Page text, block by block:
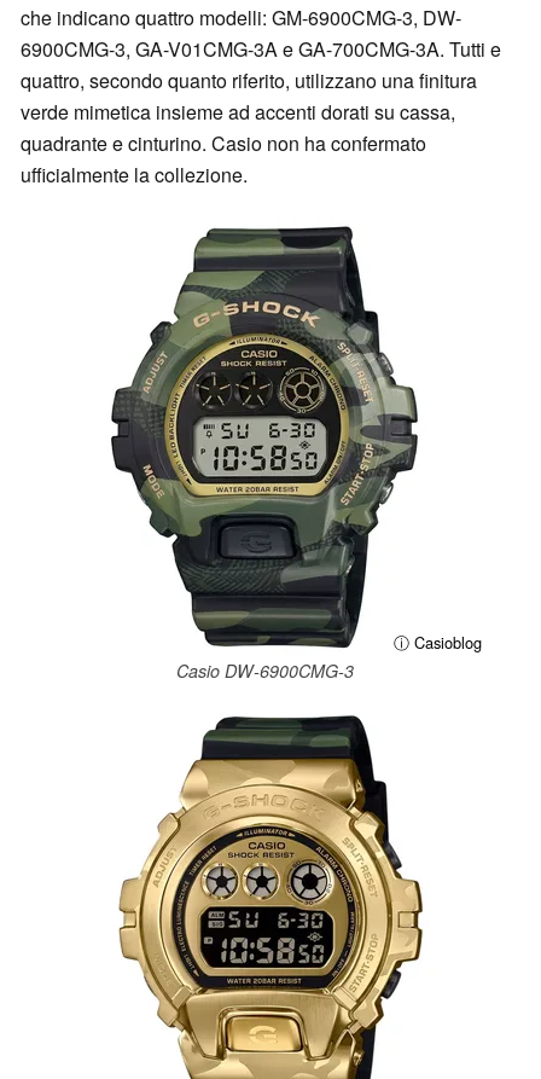
che indicano quattro modelli: GM-6900CMG-3, DW-
6900CMG-3, GA-V01CMG-3A e GA-700CMG-3A. Tutti e
quattro, secondo quanto riferito, utilizzano una finitura
verde mimetica insieme ad accenti dorati su cassa,
quadrante e cinturino. Casio non ha confermato
ufficialmente la collezione.
ⓘ Casioblog
Casio DW-6900CMG-3